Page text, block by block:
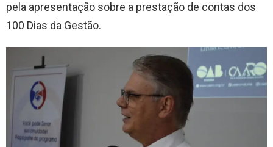
pela apresentação sobre a prestação de contas dos
100 Dias da Gestão.